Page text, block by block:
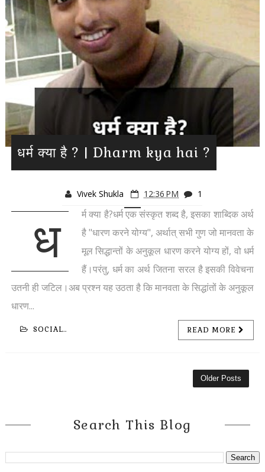
धर्म क्या है ? | Dharm kya hai ?
Vivek Shukla 12:36 PM 1
ध
र्म क्या है?धर्म एक संस्कृत शब्द है, इसका शाब्दिक अर्थ
है "धारण करने योग्य", अर्थात् सभी गुण जो मानवता के
मूल सिद्धान्तों के अनुकूल धारण करने योग्य हों, वो धर्म
हैं।परंतु, धर्म का अर्थ जितना सरल है इसकी विवेचना
उतनी ही जटिल।अब प्रश्न यह उठता है कि मानवता के सिद्धांतों के अनुकूल
धारण...
SOCIAL.. READ MORE
Older Posts
Search This Blog